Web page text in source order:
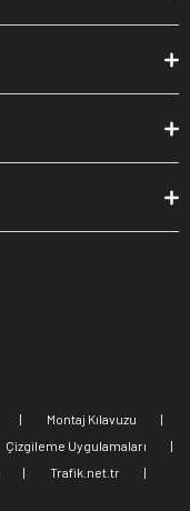
| Montaj Kılavuzu
|
Çizgileme Uygulamaları
|
| Trafik.net.tr
|